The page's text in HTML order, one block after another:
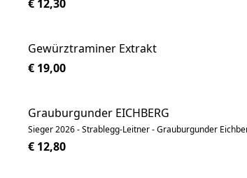
€ 12,30
Gewürztraminer Extrakt
€ 19,00
Grauburgunder EICHBERG
Sieger 2026 - Strablegg-Leitner - Grauburgunder
€ 12,80